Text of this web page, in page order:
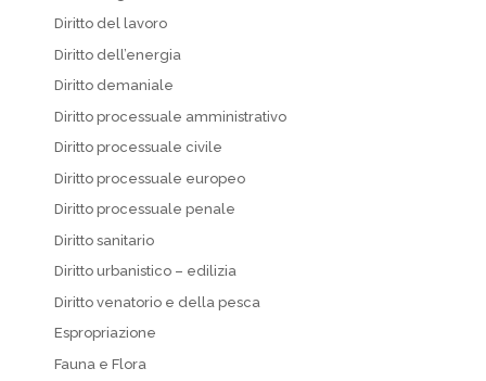
Diritto del lavoro
Diritto dell’energia
Diritto demaniale
Diritto processuale amministrativo
Diritto processuale civile
Diritto processuale europeo
Diritto processuale penale
Diritto sanitario
Diritto urbanistico – edilizia
Diritto venatorio e della pesca
Espropriazione
Fauna e Flora